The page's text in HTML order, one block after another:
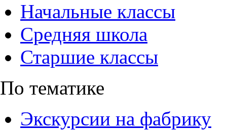
Начальные классы
Средняя школа
Старшие классы
По тематике
Экскурсии на фабрику